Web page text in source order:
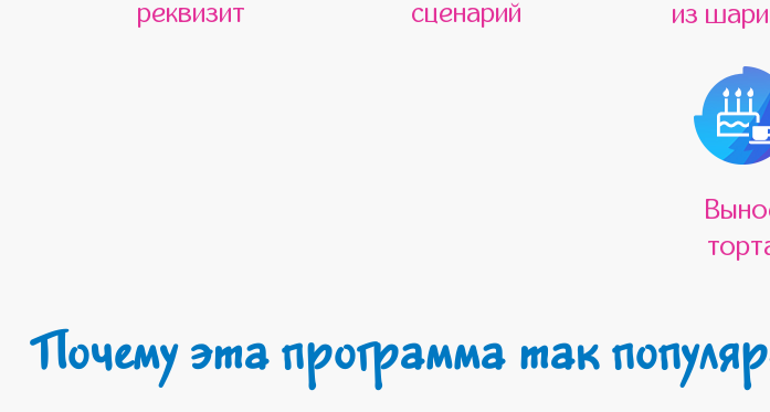
реквизит
сценарий
из
Почему эта программа так